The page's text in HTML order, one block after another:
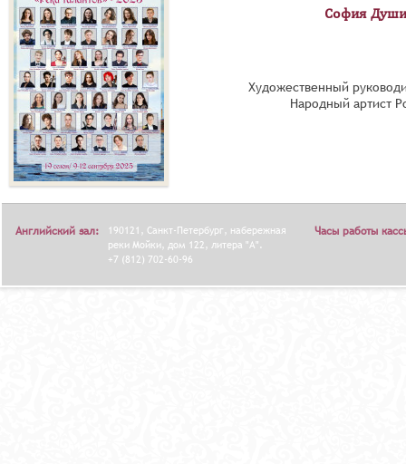
София
Художественный
Народный артист
Английский зал:
190121, Санкт-Петербург, набережная
реки Мойки, дом 122, литера "А".
+7 (812) 702-60-96
Часы работы